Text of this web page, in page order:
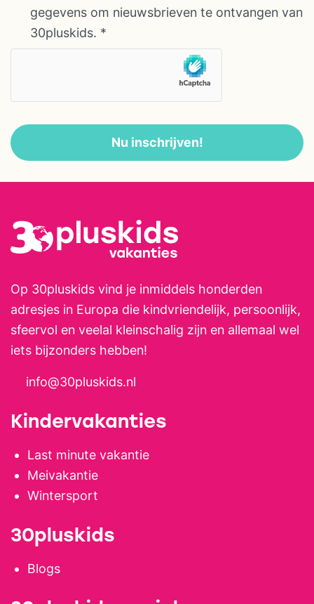
gegevens om nieuwsbrieven te ontvangen van
30pluskids. *
Nu inschrijven!
Op 30pluskids vind je inmiddels honderden
adresjes in Europa die kindvriendelijk, persoonlijk,
sfeervol en veelal kleinschalig zijn en allemaal wel
iets bijzonders hebben!
info@30pluskids.nl
Kindervakanties
Last minute vakantie
Meivakantie
Wintersport
30pluskids
Blogs